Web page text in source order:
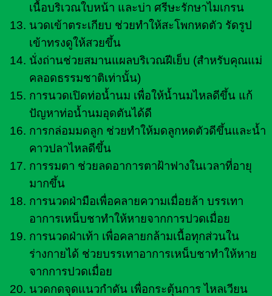
เนื้อบริเวณใบหน้า และบ่า ศรีษะรักษาไมเกรน
นวดเข้าตระเกียบ ช่วยทำให้สะโพกหดตัว รัดรูป
เข้าทรงดูให้สวยขึ้น
นั่งถ่านช่วยสมานแผลบริเวณฝีเย็บ (สำหรับคุณแม่
คลอดธรรมชาติเท่านั้น)
การนวดเปิดท่อน้ำนม เพื่อให้น้ำนมไหลดีขึ้น แก้
ปัญหาท่อน้ำนมอุดตันได้ดี
การกล่อมมดลูก ช่วยทำให้มดลูกหดตัวดีขึ้นและน้ำ
คาวปลาไหลดีขึ้น
การรมตา ช่วยลดอาการตาฝ้าฟางในเวลาที่อายุ
มากขึ้น
การนวดฝ่ามือเพื่อคลายความเมื่อยล้า บรรเทา
อาการเหน็บชาทำให้หายจากการปวดเมื่อย
การนวดฝ่าเท้า เพื่อคลายกล้ามเนื้อทุกส่วนใน
ร่างกายได้ ช่วยบรรเทาอาการเหน็บชาทำให้หาย
จากการปวดเมื่อย
นวดกดจุดแนวกำดัน เพื่อกระตุ้นการ ไหลเวียน